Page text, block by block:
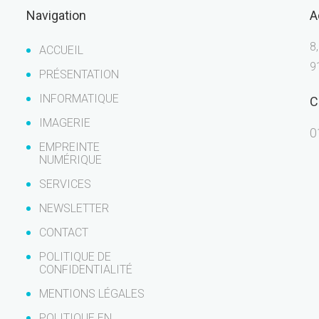
Navigation
ACCUEIL
PRÉSENTATION
INFORMATIQUE
IMAGERIE
EMPREINTE
NUMÉRIQUE
SERVICES
NEWSLETTER
CONTACT
POLITIQUE DE
CONFIDENTIALITÉ
MENTIONS LÉGALES